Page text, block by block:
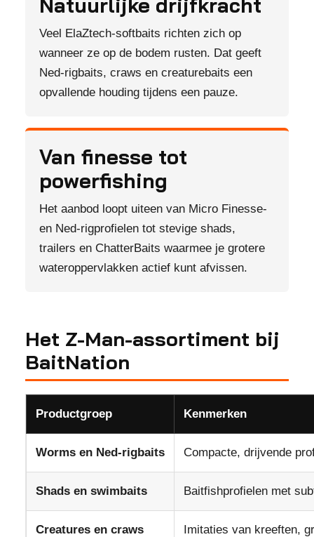
Veel ElaZtech-softbaits richten zich op
wanneer ze op de bodem rusten. Dat geeft
Ned-rigbaits, craws en creaturebaits een
opvallende houding tijdens een pauze.
Van finesse tot
powerfishing
Het aanbod loopt uiteen van Micro Finesse-
en Ned-rigprofielen tot stevige shads,
trailers en ChatterBaits waarmee je grotere
wateroppervlakken actief kunt afvissen.
Het Z-Man-assortiment bij
BaitNation
Productgroep Kenmerken
Worms en Ned-rigbaits Compacte, drijvende
Shads en swimbaits Baitfishprofielen met
Creatures en craws Imitaties van kreeften,